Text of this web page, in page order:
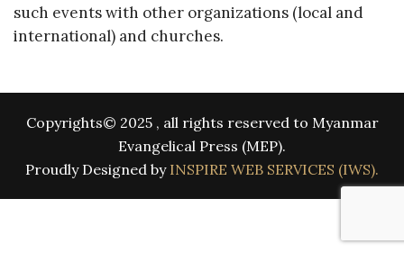
such events with other organizations (local and
international) and churches.
Copyrights© 2025 , all rights reserved to Myanmar
Evangelical Press (MEP).
Proudly Designed by INSPIRE WEB SERVICES (IWS).